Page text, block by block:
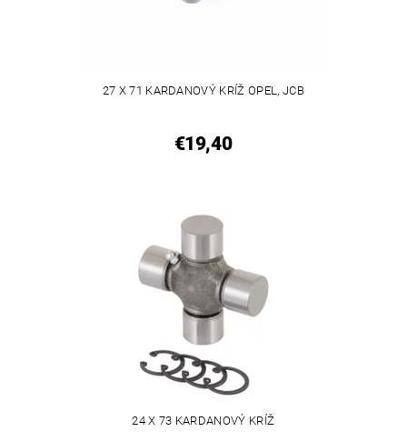
27 X 71 KARDANOVÝ KRÍŽ OPEL, JCB
€19,40
24 X 73 KARDANOVÝ KRÍŽ